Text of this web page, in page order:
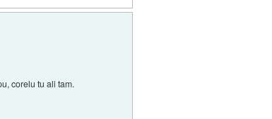
corelu tu ali tam.